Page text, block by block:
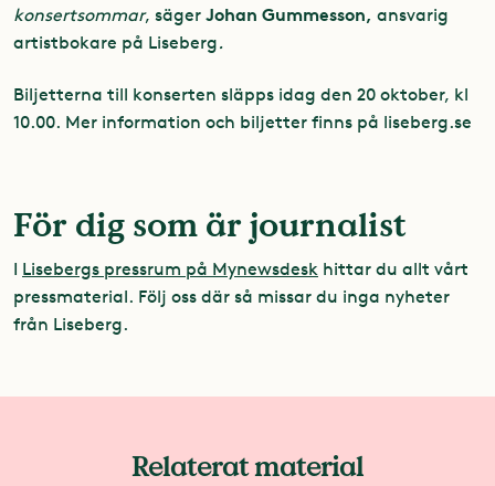
konsertsommar, säger Johan Gummesson, ansvarig
artistbokare på Liseberg.
Biljetterna till konserten släpps idag den 20 oktober, kl
10.00. Mer information och biljetter finns på liseberg.se
För dig som är journalist
I Lisebergs pressrum på Mynewsdesk hittar du allt vårt
pressmaterial. Följ oss där så missar du inga nyheter
från Liseberg.
Relaterat material